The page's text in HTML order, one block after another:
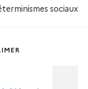
sociaux